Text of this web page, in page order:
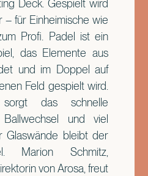
Deck. Gespielt wird
– für Einheimische wie
Profi. Padel ist ein
das Elemente aus
und im Doppel auf
Feld gespielt wird.
das schnelle
und viel
Glaswände bleibt der
Marion Schmitz,
von Arosa, freut